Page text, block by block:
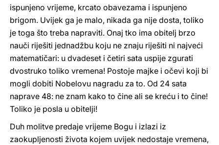
ispunjeno vrijeme, krcato obavezama i ispunjeno
brigom. Uvijek ga je malo, nikada ga nije dosta, toliko
je toga što treba napraviti. Onaj tko ima obitelj brzo
nauči riješiti jednadžbu koju ne znaju riješiti ni najveći
matematičari: u dvadeset i četiri sata uspije zgurati
dvostruko toliko vremena! Postoje majke i očevi koji bi
mogli dobiti Nobelovu nagradu za to. Od 24 sata
naprave 48: ne znam kako to čine ali se kreću i to čine!
Toliko je posla u obitelji!
Duh molitve predaje vrijeme Bogu i izlazi iz
zaokupljenosti života kojem uvijek nedostaje vremena,